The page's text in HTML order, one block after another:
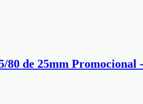
80 de 25mm Promocional